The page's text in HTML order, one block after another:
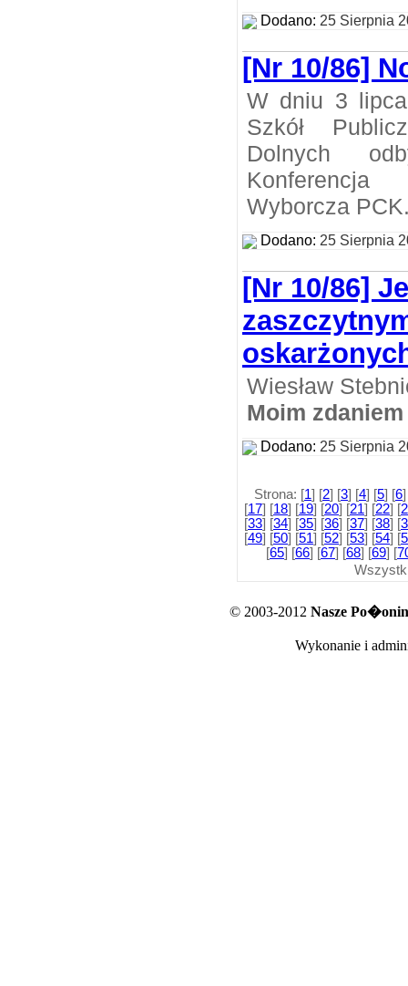
Dodano: 25 Sierpnia
[Nr 10/86]
W dniu 3
Szkół
Dolnych
Wyborcza
Dodano: 25 Sierpnia
[Nr 10/86]
Wiesław
Moim zdaniem
Dodano: 25 Sierpnia
Strona: [1] [2] [3] [4] [5] [6
[17] [18] [19] [20] [21] [22] [
[33] [34] [35] [36] [37] [38] [
[49] [50] [51] [52] [53] [54] [
[65] [66] [67] [68] [69] [
© 2003-2012 Nasze
Wykonanie i